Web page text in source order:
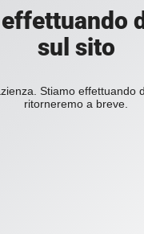
sul sito
Stiamo effettuando
ritorneremo a breve.